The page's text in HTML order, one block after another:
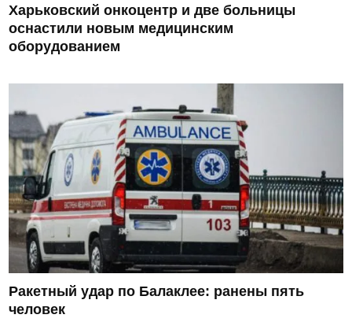
Харьковский онкоцентр и две больницы
оснастили новым медицинским
оборудованием
Ракетный удар по Балаклее: ранены пять
человек